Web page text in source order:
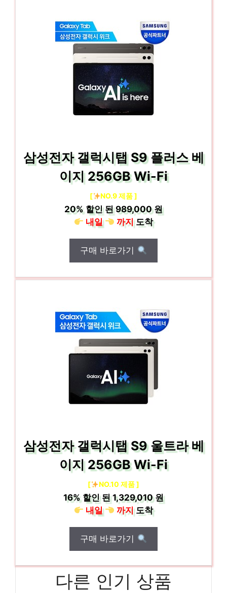
삼성전자 갤럭시탭 S9 플러스 베
이지 256GB Wi-Fi
[ NO.9 제품 ]
20%할인 된989,000 원
내일
까지도착
구매 바로가기
삼성전자 갤럭시탭 S9 울트라 베
이지 256GB Wi-Fi
[ NO.10 제품 ]
16%할인 된1,329,010 원
내일
까지도착
구매 바로가기
다른 인기 상품